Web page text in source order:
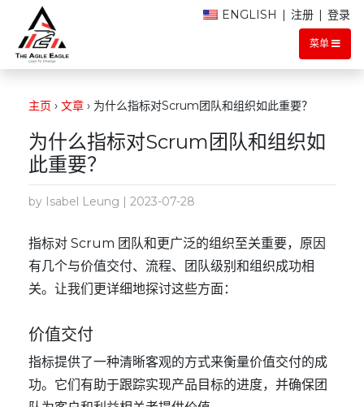
菜单
ENGLISH | 注册 | 登录
主页 › 文章 › 为什么指标对Scrum团队和组织如此重要？
为什么指标对Scrum团队和组织如
此重要？
by Isabel Leung | 2023-07-28
指标对 Scrum 团队和更广泛的组织至关重要，原因
有几个与价值交付、流程、团队级别和组织成功相
关。让我们更详细地探讨这些方面：
价值交付
指标提供了一种清晰客观的方式来衡量价值交付的成
功。它们有助于跟踪实现产品目标的进度，并确保团